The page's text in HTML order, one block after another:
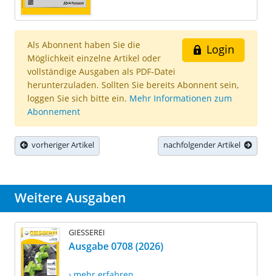
Login
Als Abonnent haben Sie die
Möglichkeit einzelne Artikel oder
vollständige Ausgaben als PDF-Datei
herunterzuladen. Sollten Sie bereits Abonnent sein,
loggen Sie sich bitte ein. Mehr Informationen zum
Abonnement
vorheriger Artikel nachfolgender Artikel
Weitere Ausgaben
GIESSEREI
Ausgabe 0708 (2026)